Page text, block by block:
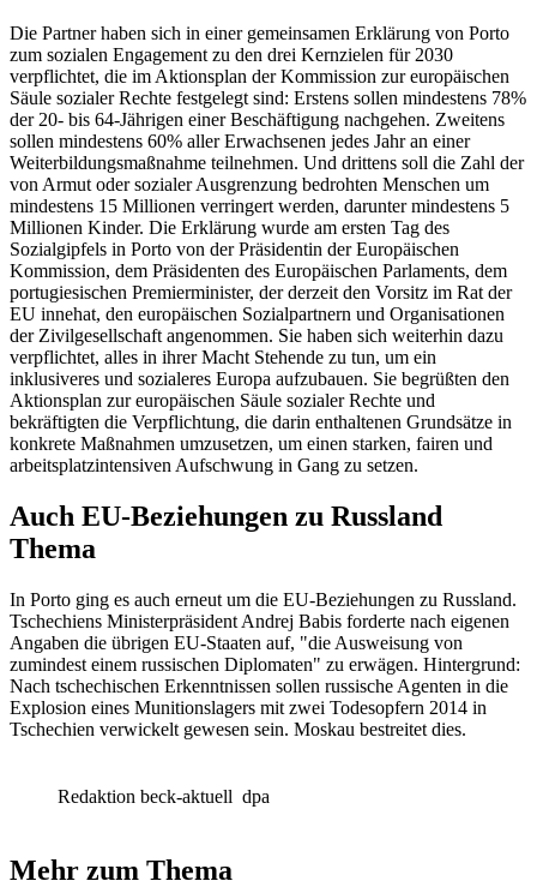
Die Partner haben sich in einer gemeinsamen Erklärung von Porto
zum sozialen Engagement zu den drei Kernzielen für 2030
verpflichtet, die im Aktionsplan der Kommission zur europäischen
Säule sozialer Rechte festgelegt sind: Erstens sollen mindestens 78%
der 20- bis 64-Jährigen einer Beschäftigung nachgehen. Zweitens
sollen mindestens 60% aller Erwachsenen jedes Jahr an einer
Weiterbildungsmaßnahme teilnehmen. Und drittens soll die Zahl der
von Armut oder sozialer Ausgrenzung bedrohten Menschen um
mindestens 15 Millionen verringert werden, darunter mindestens 5
Millionen Kinder. Die Erklärung wurde am ersten Tag des
Sozialgipfels in Porto von der Präsidentin der Europäischen
Kommission, dem Präsidenten des Europäischen Parlaments, dem
portugiesischen Premierminister, der derzeit den Vorsitz im Rat der
EU innehat, den europäischen Sozialpartnern und Organisationen
der Zivilgesellschaft angenommen. Sie haben sich weiterhin dazu
verpflichtet, alles in ihrer Macht Stehende zu tun, um ein
inklusiveres und sozialeres Europa aufzubauen. Sie begrüßten den
Aktionsplan zur europäischen Säule sozialer Rechte und
bekräftigten die Verpflichtung, die darin enthaltenen Grundsätze in
konkrete Maßnahmen umzusetzen, um einen starken, fairen und
arbeitsplatzintensiven Aufschwung in Gang zu setzen.
Auch EU-Beziehungen zu Russland
Thema
In Porto ging es auch erneut um die EU-Beziehungen zu Russland.
Tschechiens Ministerpräsident Andrej Babis forderte nach eigenen
Angaben die übrigen EU-Staaten auf, "die Ausweisung von
zumindest einem russischen Diplomaten" zu erwägen. Hintergrund:
Nach tschechischen Erkenntnissen sollen russische Agenten in die
Explosion eines Munitionslagers mit zwei Todesopfern 2014 in
Tschechien verwickelt gewesen sein. Moskau bestreitet dies.
Redaktion beck-aktuell dpa
Mehr zum Thema